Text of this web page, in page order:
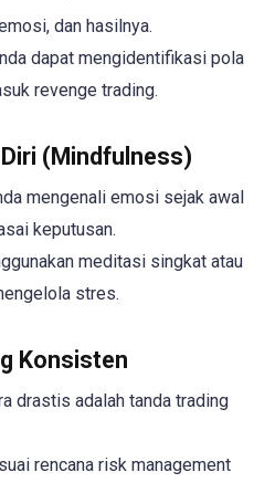
dan hasilnya.
dapat mengidentifikasi pola
revenge trading.
(Mindfulness)
mengenali emosi sejak awal
keputusan.
meditasi singkat atau
stres.
Konsisten
drastis adalah tanda trading
rencana risk management